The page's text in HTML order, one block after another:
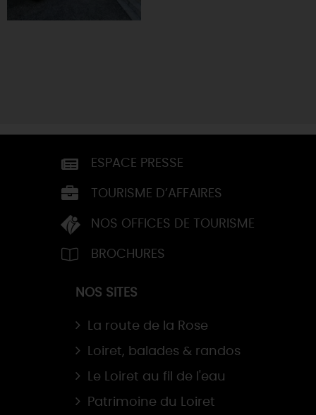
ESPACE PRESSE
TOURISME D’AFFAIRES
NOS OFFICES DE TOURISME
BROCHURES
NOS SITES
La route de la Rose
Loiret, balades & randos
Le Loiret au fil de l'eau
Patrimoine du Loiret